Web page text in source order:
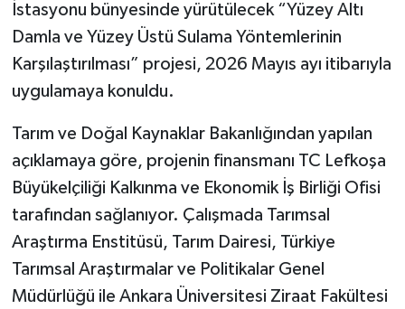
İstasyonu bünyesinde yürütülecek “Yüzey Altı
Damla ve Yüzey Üstü Sulama Yöntemlerinin
Karşılaştırılması” projesi, 2026 Mayıs ayı itibarıyla
uygulamaya konuldu.
Tarım ve Doğal Kaynaklar Bakanlığından yapılan
açıklamaya göre, projenin finansmanı TC Lefkoşa
Büyükelçiliği Kalkınma ve Ekonomik İş Birliği Ofisi
tarafından sağlanıyor. Çalışmada Tarımsal
Araştırma Enstitüsü, Tarım Dairesi, Türkiye
Tarımsal Araştırmalar ve Politikalar Genel
Müdürlüğü ile Ankara Üniversitesi Ziraat Fakültesi